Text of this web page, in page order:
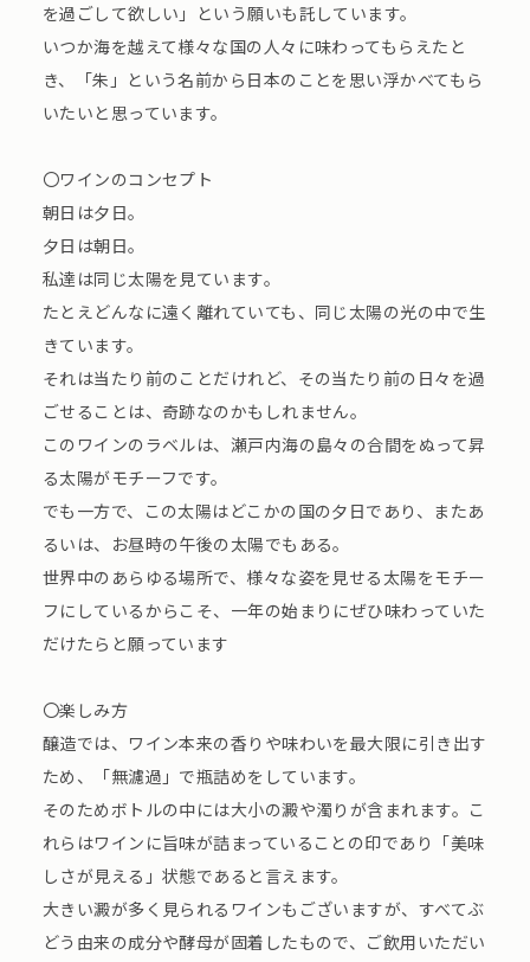
を過ごして欲しい」という願いも託しています。
いつか海を越えて様々な国の人々に味わってもらえたと
き、「朱」という名前から日本のことを思い浮かべてもら
いたいと思っています。
〇ワインのコンセプト
朝日は夕日。
夕日は朝日。
私達は同じ太陽を見ています。
たとえどんなに遠く離れていても、同じ太陽の光の中で生
きています。
それは当たり前のことだけれど、その当たり前の日々を過
ごせることは、奇跡なのかもしれません。
このワインのラベルは、瀬戸内海の島々の合間をぬって昇
る太陽がモチーフです。
でも一方で、この太陽はどこかの国の夕日であり、またあ
るいは、お昼時の午後の太陽でもある。
世界中のあらゆる場所で、様々な姿を見せる太陽をモチー
フにしているからこそ、一年の始まりにぜひ味わっていた
だけたらと願っています
〇楽しみ方
醸造では、ワイン本来の香りや味わいを最大限に引き出す
ため、「無濾過」で瓶詰めをしています。
そのためボトルの中には大小の澱や濁りが含まれます。こ
れらはワインに旨味が詰まっていることの印であり「美味
しさが見える」状態であると言えます。
大きい澱が多く見られるワインもございますが、すべてぶ
どう由来の成分や酵母が固着したもので、ご飲用いただい